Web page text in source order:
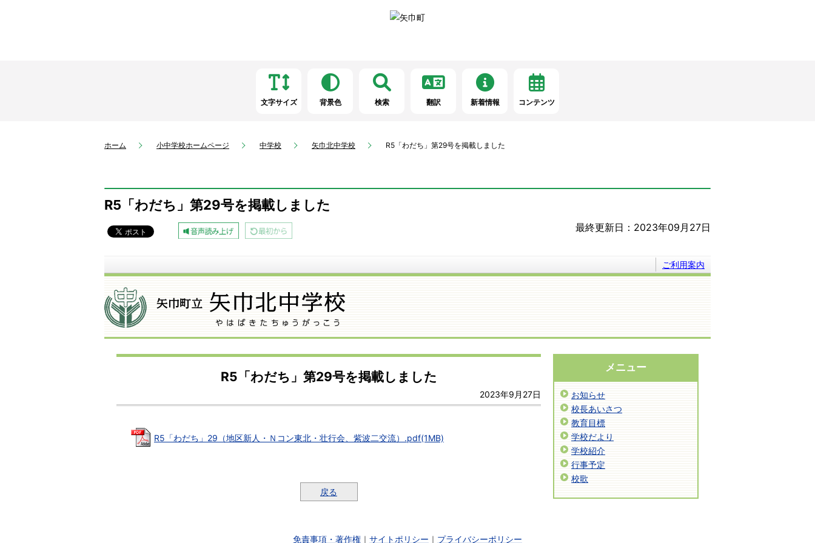
文字サイズ 背景色 検索 翻訳 新着情報 コンテンツ
ホーム 小中学校ホームページ 中学校 矢巾北中学校 R5「わだち」第29号を掲載しました
R5「わだち」第29号を掲載しました
最終更新日：2023年09月27日
ご利用案内
R5「わだち」第29号を掲載しました
2023年9月27日
R5「わだち」29（地区新人・Ｎコン東北・壮行会、紫波二交流）.pdf(1MB)
戻る
メニュー
お知らせ
校長あいさつ
教育目標
学校だより
学校紹介
行事予定
校歌
免責事項・著作権 ｜ サイトポリシー ｜ プライバシーポリシー